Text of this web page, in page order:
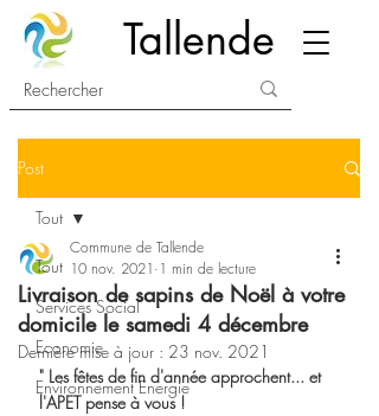
Tallende
Post
Tout
Services Social
Economie
Environnement Energie
Tout
Livraison de sapins de Noël à votre
domicile le samedi 4 décembre
Commune de Tallende
10 nov. 2021 1 min de lecture
Dernière mise à jour : 23 nov. 2021
" Les fêtes de fin d'année approchent... et
l'APET pense à vous !